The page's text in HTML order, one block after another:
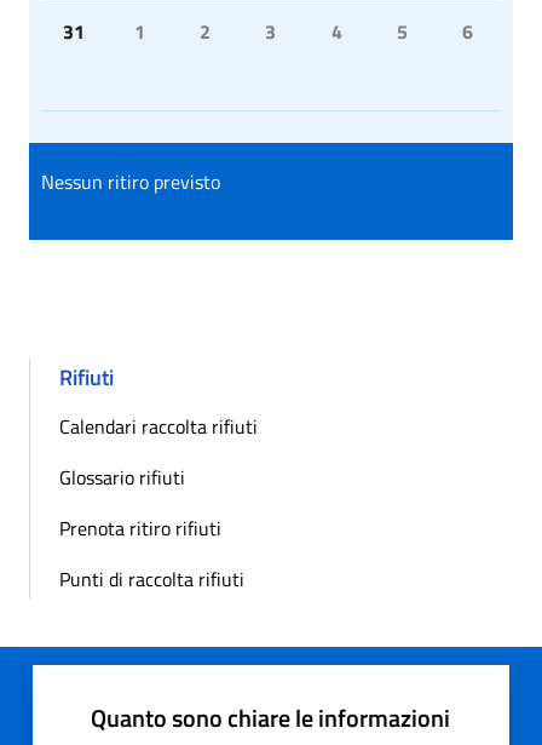
31 1 2 3 4 5 6
Nessun ritiro previsto
Rifiuti
Calendari raccolta rifiuti
Glossario rifiuti
Prenota ritiro rifiuti
Punti di raccolta rifiuti
Quanto sono chiare le informazioni